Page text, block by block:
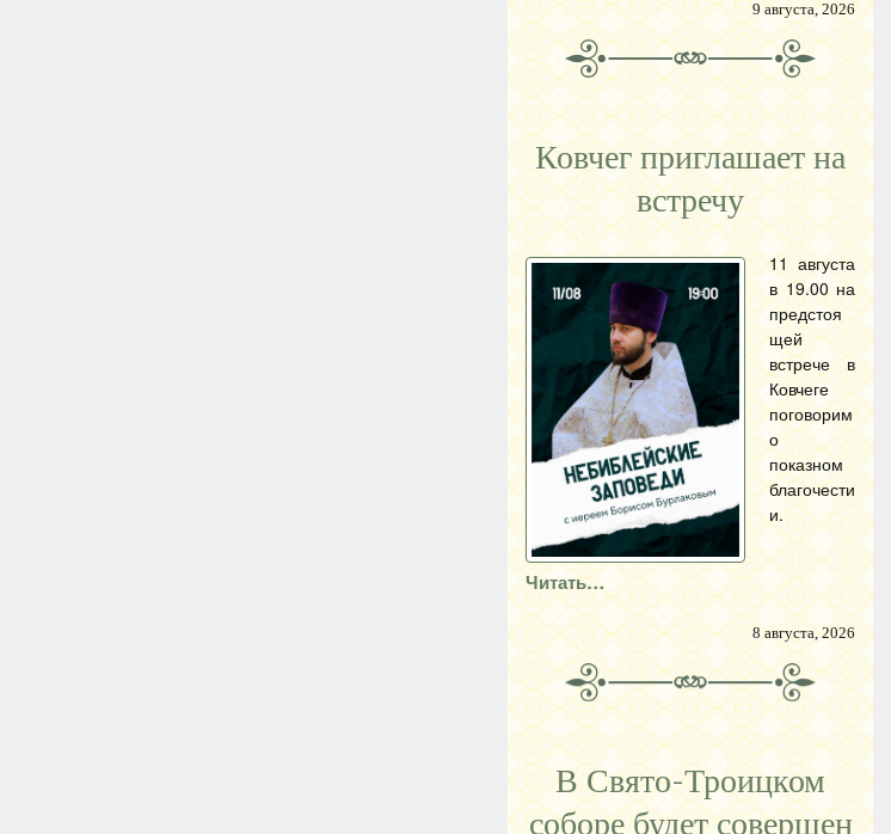
9 августа, 2026
Ковчег приглашает на
встречу
11 августа
в 19.00 на
предстоя
щей
встрече в
Ковчеге
поговорим
о
показном
благочести
и.
Читать…
8 августа, 2026
В Свято-Троицком
соборе будет совершен